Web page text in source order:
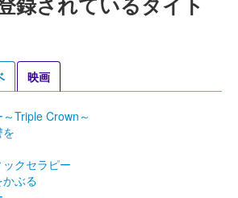
映画
Triple Crown～
クセラピー
ぶる